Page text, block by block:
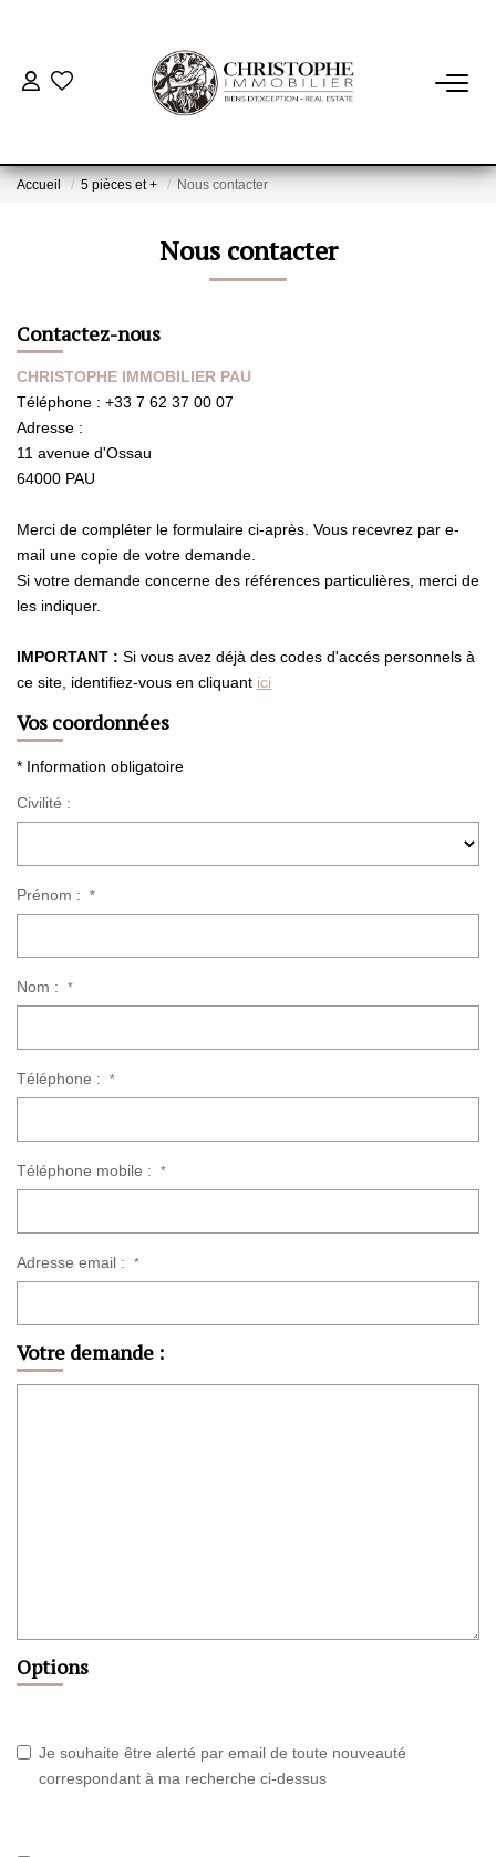
ACHETER
BIENS VENDUS
VENDRE
Notre Équipe
CONTACT
Accueil 5 pièces et + Nous contacter
Nous contacter
Contactez-nous
CHRISTOPHE IMMOBILIER PAU
Téléphone : +33 7 62 37 00 07
Adresse :
11 avenue d'Ossau
64000 PAU
Merci de compléter le formulaire ci-après. Vous recevrez par e-
mail une copie de votre demande.
Si votre demande concerne des références particulières, merci de
les indiquer.
IMPORTANT : Si vous avez déjà des codes d'accés personnels à
ce site, identifiez-vous en cliquant ici
Vos coordonnées
* Information obligatoire
Civilité :
Prénom : *
Nom : *
Téléphone : *
Téléphone mobile : *
Adresse email : *
Votre demande :
Options
Je souhaite être alerté par email de toute nouveauté
correspondant à ma recherche ci-dessus